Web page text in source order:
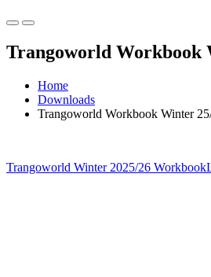
Primäres
für
Primäres
für
Desktop
Trangoworld Workbook
Home
Downloads
Trangoworld Workbook Winter
Trangoworld Winter 2025/26